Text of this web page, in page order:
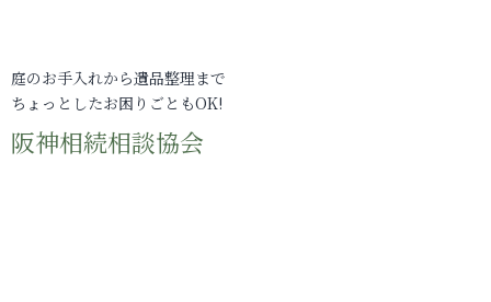
庭のお手入れから遺品整理まで
ちょっとしたお困りごともOK!
阪神相続相談協会